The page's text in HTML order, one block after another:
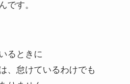
です。
るときに
、怠けているわけでも